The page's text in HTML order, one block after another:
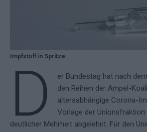
Impfstoff in Spritze
D
er Bundestag hat nach
den Reihen der Ampel-
altersabhängige Corona-
Vorlage der
deutlicher Mehrheit abgelehnt. Für den